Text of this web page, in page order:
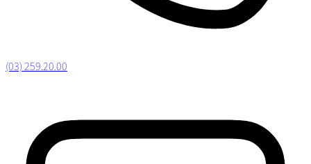
(03) 259.20.00